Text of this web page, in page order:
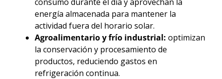
energía almacenada para mantener la
actividad fuera del horario solar.
Agroalimentario y frío industrial: optimizan
la conservación y procesamiento de
productos, reduciendo gastos en
refrigeración continua.